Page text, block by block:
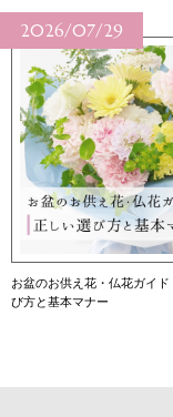
2026/07/28
向日葵(ひまわり)の仏花｜夏
に人気の理由